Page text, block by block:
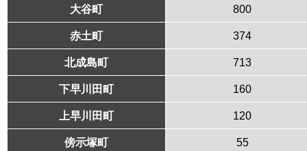
大谷町 800
赤土町 374
北成島町 713
下早川田町 160
上早川田町 120
傍示塚町 55